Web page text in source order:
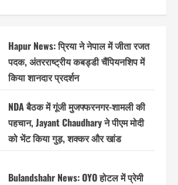
Hapur News: प्रिया ने नेपाल में जीता रजत
पदक, अंतरराष्ट्रीय कबड्डी चैंपियनशिप में
किया शानदार प्रदर्शन
NDA बैठक में गूंजी मुजफ्फरनगर-शामली की
पहचान, Jayant Chaudhary ने पीएम मोदी
को भेंट किया गुड़, शक्कर और खांड
Bulandshahr News: OYO होटल में प्रेमी